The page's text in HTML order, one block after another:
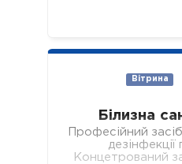
Вітрина
Білизна
Професійний
Концетрований